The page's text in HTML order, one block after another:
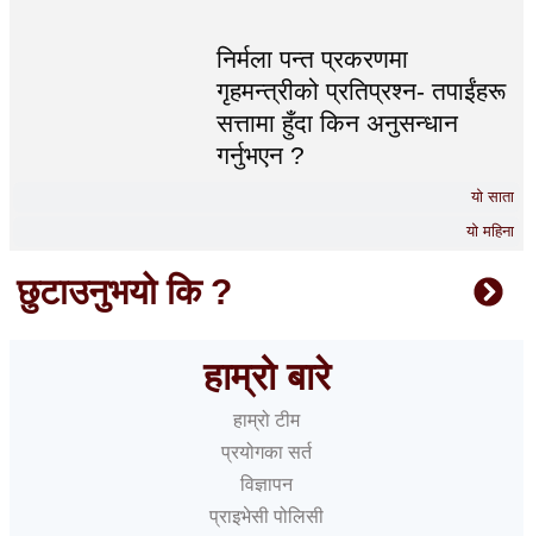
यो साता
यो महिना
निर्मला पन्त प्रकरणमा
गृहमन्त्रीको प्रतिप्रश्न- तपाईंहरू
सत्तामा हुँदा किन अनुसन्धान
गर्नुभएन ?
छुटाउनुभयो कि ?
हाम्रो बारे
हाम्रो टीम
प्रयोगका सर्त
विज्ञापन
प्राइभेसी पोलिसी